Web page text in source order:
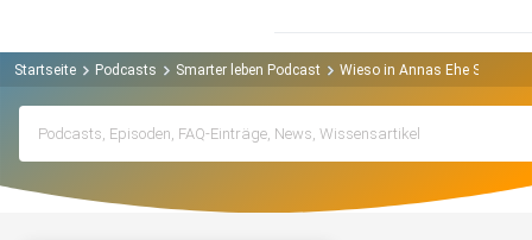
Startseite Podcasts Smarter leben Podcast Wieso in Annas Ehe Sex mit